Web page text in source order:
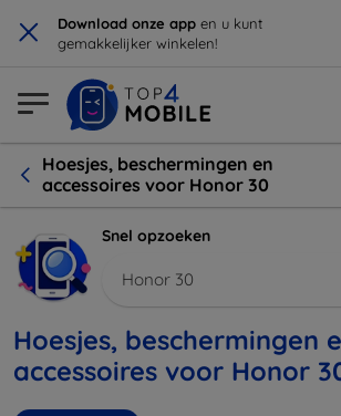
× Download onze app en u kunt
gemakkelijker winkelen!
Hoesjes, beschermingen en
accessoires voor Honor 30
Snel opzoeken
Honor 30
Hoesjes, beschermingen
accessoires voor Honor